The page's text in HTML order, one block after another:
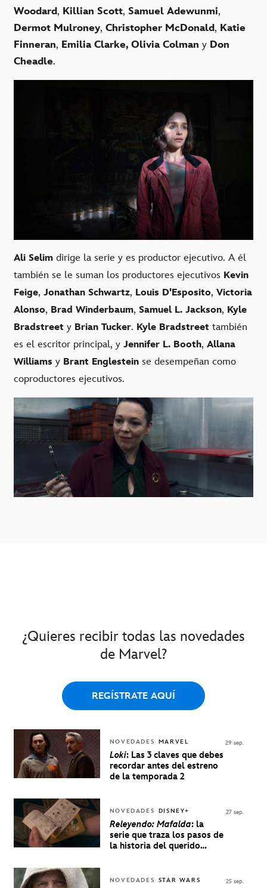
Woodard, Killian Scott, Samuel Adewunmi,
Dermot Mulroney, Christopher McDonald, Katie
Finneran, Emilia Clarke, Olivia Colman y Don
Cheadle.
Ali Selim dirige la serie y es productor ejecutivo. A él
también se le suman los productores ejecutivos Kevin
Feige, Jonathan Schwartz, Louis D'Esposito, Victoria
Alonso, Brad Winderbaum, Samuel L. Jackson, Kyle
Bradstreet y Brian Tucker. Kyle Bradstreet también
es el escritor principal, y Jennifer L. Booth, Allana
Williams y Brant Englestein se desempeñan como
coproductores ejecutivos.
¿Quieres recibir todas las novedades
de Marvel?
REGÍSTRATE AQUÍ
NOVEDADES MARVEL
Loki: Las 3 claves que debes
recordar antes del estreno
de la temporada 2
29 sep.
NOVEDADES DISNEY+
Releyendo: Mafalda: la
serie que traza los pasos de
la historia del querido
27 sep.
NOVEDADES STAR WARS 25 sep.